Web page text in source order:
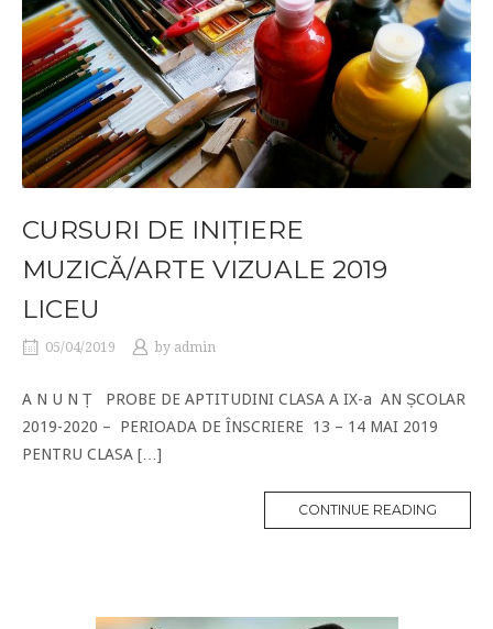
CURSURI DE INIȚIERE
MUZICĂ/ARTE VIZUALE 2019
LICEU
05/04/2019 by admin
A N U N Ț PROBE DE APTITUDINI CLASA A IX-a AN ȘCOLAR
2019-2020 – PERIOADA DE ÎNSCRIERE 13 – 14 MAI 2019
PENTRU CLASA […]
CONTINUE READING